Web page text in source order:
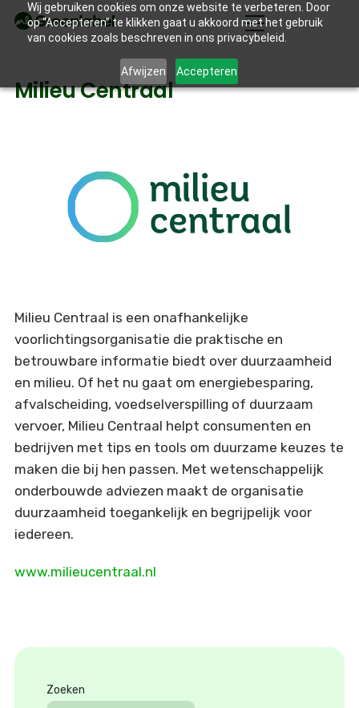
Wij gebruiken cookies om onze website te verbeteren. Door
op “Accepteren” te klikken gaat u akkoord met het gebruik
van cookies zoals beschreven in ons privacybeleid.
Afwijzen Accepteren
Milieu Centraal
Milieu Centraal is een onafhankelijke
voorlichtingsorganisatie die praktische en
betrouwbare informatie biedt over duurzaamheid
en milieu. Of het nu gaat om energiebesparing,
afvalscheiding, voedselverspilling of duurzaam
vervoer, Milieu Centraal helpt consumenten en
bedrijven met tips en tools om duurzame keuzes te
maken die bij hen passen. Met wetenschappelijk
onderbouwde adviezen maakt de organisatie
duurzaamheid toegankelijk en begrijpelijk voor
iedereen.
www.milieucentraal.nl
Zoeken